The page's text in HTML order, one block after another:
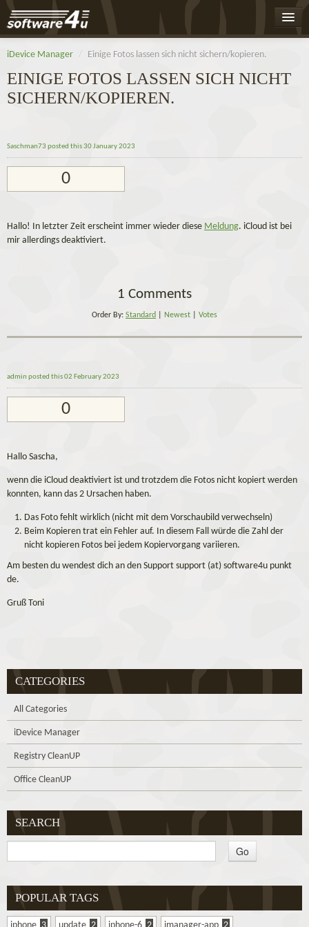
Activity
iDevice Manager / Einige Fotos lassen sich nicht sichern/kopieren.
EINIGE FOTOS LASSEN SICH NICHT
SICHERN/KOPIEREN.
0
Saschman73 posted this 30 January 2023
Hallo! In letzter Zeit erscheint immer wieder diese Meldung. iCloud ist bei
mir allerdings deaktiviert.
1 Comments
Order By: Standard Newest Votes
0
admin posted this 02 February 2023
Hallo Sascha,
wenn die iCloud deaktiviert ist und trotzdem die Fotos nicht kopiert werden
konnten, kann das 2 Ursachen haben.
Das Foto fehlt wirklich (nicht mit dem Vorschaubild verwechseln)
Beim Kopieren trat ein Fehler auf. In diesem Fall würde die Zahl der
nicht kopieren Fotos bei jedem Kopiervorgang variieren.
Am besten du wendest dich an den Support support (at) software4u punkt
de.
Gruß Toni
CATEGORIES
All Categories
iDevice Manager
Registry CleanUP
Office CleanUP
SEARCH
POPULAR TAGS